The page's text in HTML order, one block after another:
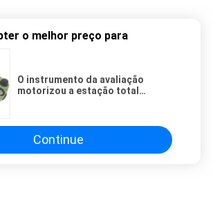
o melhor preço para
O instrumento da avaliação
motorizou a estação total
Continue